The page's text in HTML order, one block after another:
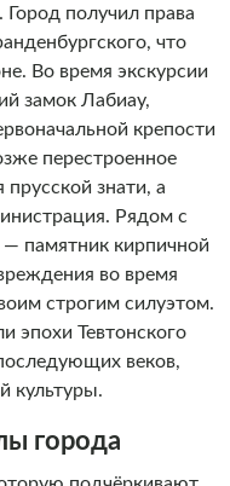
Город получил права
что
Во время экскурсии
замок Лабиау,
крепости
перестроенное
знати, а
Рядом с
— памятник кирпичной
во время
строгим силуэтом.
эпохи Тевтонского
веков,
культуры.
города